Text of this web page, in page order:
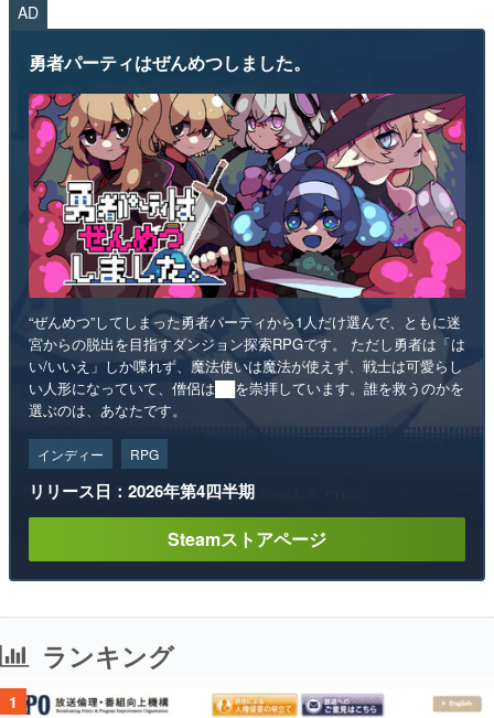
AD
勇者パーティはぜんめつしました。
“ぜんめつ”してしまった勇者パーティから1人だけ選んで、ともに迷
宮からの脱出を目指すダンジョン探索RPGです。 ただし勇者は「は
い/いいえ」しか喋れず、魔法使いは魔法が使えず、戦士は可愛らし
い人形になっていて、僧侶は██を崇拝しています。誰を救うのかを
選ぶのは、あなたです。
インディー RPG
リリース日：2026年第4四半期
Steamストアページ
ランキング
1